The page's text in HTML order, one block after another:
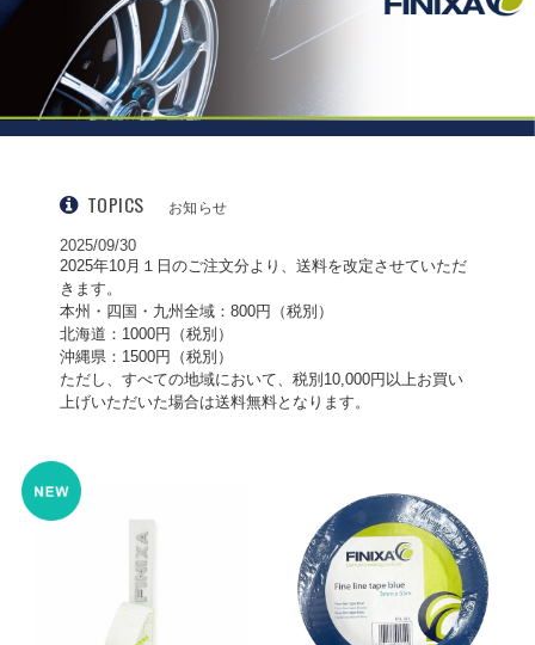
TOPICS お知らせ
2025/09/30
2025年10月１日のご注文分より、送料を改定させていただ
きます。
本州・四国・九州全域：800円（税別）
北海道：1000円（税別）
沖縄県：1500円（税別）
ただし、すべての地域において、税別10,000円以上お買い
上げいただいた場合は送料無料となります。